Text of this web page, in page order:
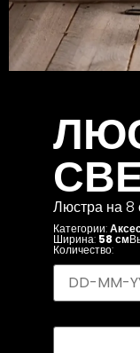
Люстра на 8
Категории:
Ширина: 58 см
Количество: